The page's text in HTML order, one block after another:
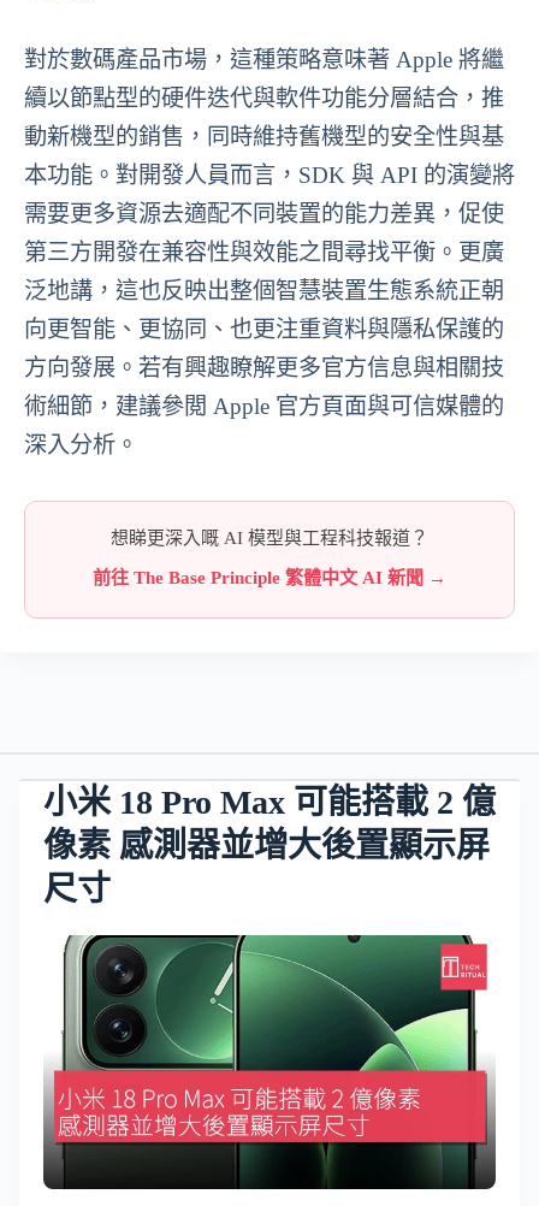
對於數碼產品市場，這種策略意味著 Apple 將繼
續以節點型的硬件迭代與軟件功能分層結合，推
動新機型的銷售，同時維持舊機型的安全性與基
本功能。對開發人員而言，SDK 與 API 的演變將
需要更多資源去適配不同裝置的能力差異，促使
第三方開發在兼容性與效能之間尋找平衡。更廣
泛地講，這也反映出整個智慧裝置生態系統正朝
向更智能、更協同、也更注重資料與隱私保護的
方向發展。若有興趣瞭解更多官方信息與相關技
術細節，建議參閲 Apple 官方頁面與可信媒體的
深入分析。
想睇更深入嘅 AI 模型與工程科技報道？
前往 The Base Principle 繁體中文 AI 新聞 →
小米 18 Pro Max 可能搭載 2 億
像素 感測器並增大後置顯示屏
尺寸